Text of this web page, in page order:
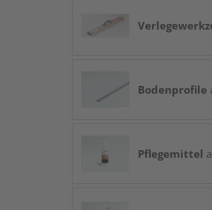
Bodenprofile
Pflegemittel